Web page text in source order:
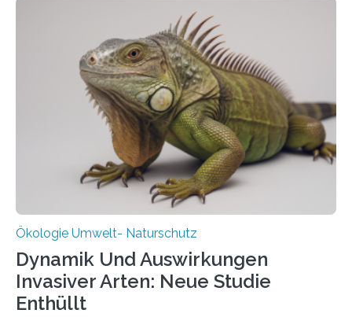
heutigen Donnerstag übergeben sie ihren Bericht zur
Aufbauphase an den Auftraggeber, das
Bundesministerium für Landwirtschaft, Ernährung und
Heimat. Braunschweig/Eberswalde (23. Oktober 2025).
Ein Netz aus 155 Messstationen spannt sich neuerdings
über Deutschlands Moorböden. Eingerichtet wurden sie
in den vergangenen fünf Jahren von
Wissenschaftlerinnen und Wissenschaftlern des
Thünen-Instituts für Agrarklimaschutz…
Ökologie Umwelt- Naturschutz
Dynamik Und Auswirkungen
Invasiver Arten: Neue Studie
Enthüllt